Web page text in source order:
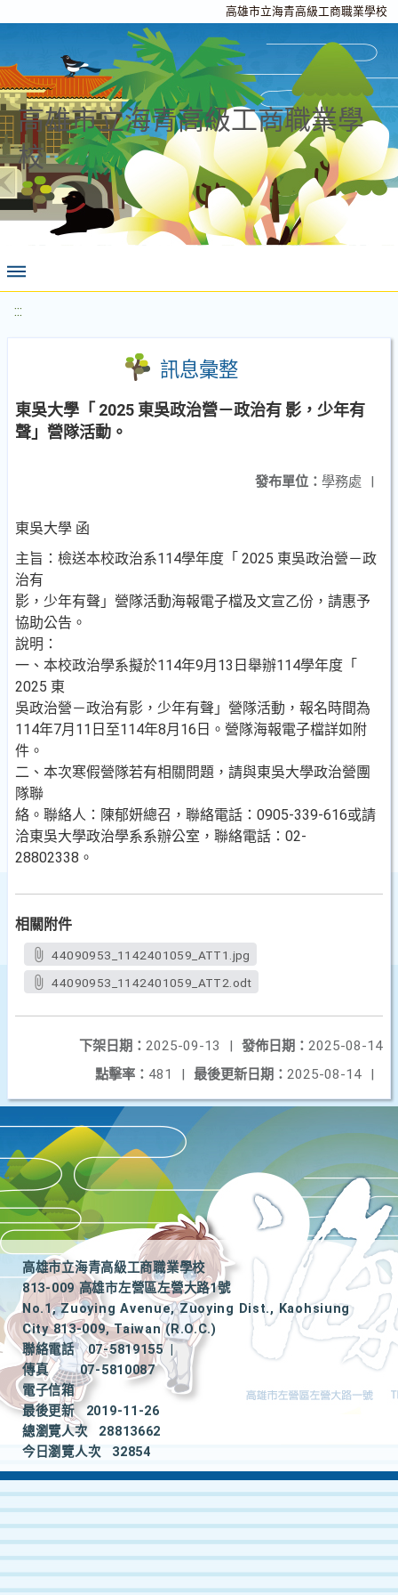
高雄市立海青高級工商職業學校
高雄市立海青高級工商職業學
校
:::
訊息彙整
東吳大學「 2025 東吳政治營－政治有 影，少年有
聲」營隊活動。
發布單位： 學務處 |
東吳大學 函
主旨：檢送本校政治系114學年度「 2025 東吳政治營－政
治有
影，少年有聲」營隊活動海報電子檔及文宣乙份，請惠予
協助公告。
說明：
一、本校政治學系擬於114年9月13日舉辦114學年度「
2025 東
吳政治營－政治有影，少年有聲」營隊活動，報名時間為
114年7月11日至114年8月16日。營隊海報電子檔詳如附
件。
二、本次寒假營隊若有相關問題，請與東吳大學政治營團
隊聯
絡。聯絡人：陳郁妍總召，聯絡電話：0905-339-616或請
洽東吳大學政治學系系辦公室，聯絡電話：02-
28802338。
相關附件
44090953_1142401059_ATT1.jpg
44090953_1142401059_ATT2.odt
發佈日期： 2025-08-14
下架日期： 2025-09-13
|
最後更新日期： 2025-08-14 |
點擊率： 481 |
高雄市立海青高級工商職業學校
813-009 高雄市左營區左營大路1號
No.1, Zuoying Avenue, Zuoying Dist., Kaohsiung
City 813-009, Taiwan (R.O.C.)
聯絡電話
07-5819155
|
傳真
07-5810087
電子信箱
最後更新
2019-11-26
總瀏覽人次
28813662
今日瀏覽人次
32854